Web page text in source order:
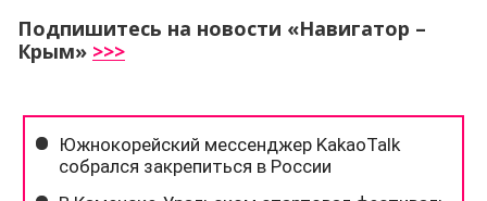
Подпишитесь на новости «Навигатор –
Крым» >>>